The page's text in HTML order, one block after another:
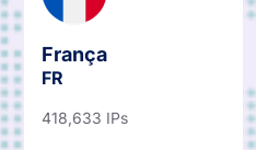
França
FR
418,633 IPs